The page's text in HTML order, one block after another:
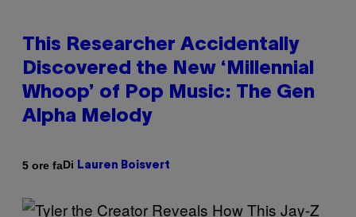
This Researcher Accidentally
Discovered the New ‘Millennial
Whoop’ of Pop Music: The Gen
Alpha Melody
5 ore faDi Lauren Boisvert